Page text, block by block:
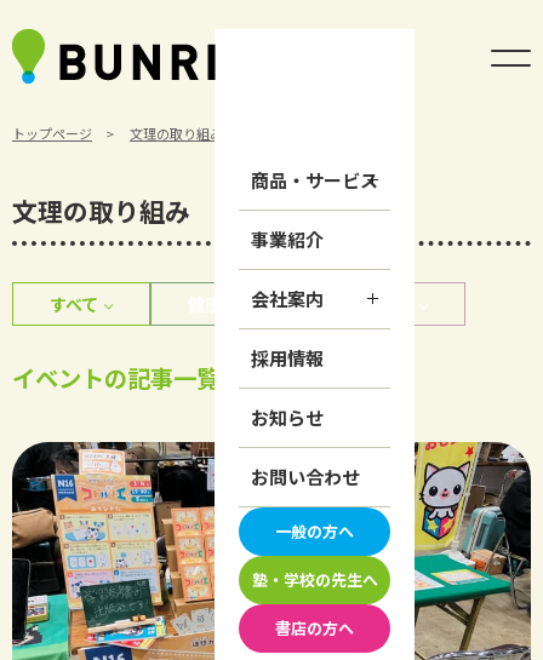
一般の方へ
塾・学校の先生へ
書店の方へ
商品・サービス
事業紹介
会社案内
採用情報
お知らせ
お問い合わせ
トップページ 文理の取り組み
文理の取り組み
すべて 健康経営 イベント
イベントの記事一覧